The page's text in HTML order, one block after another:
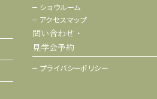
ショウルーム
アクセスマップ
問い合わせ・
見学会予約
プライバシーポリシー